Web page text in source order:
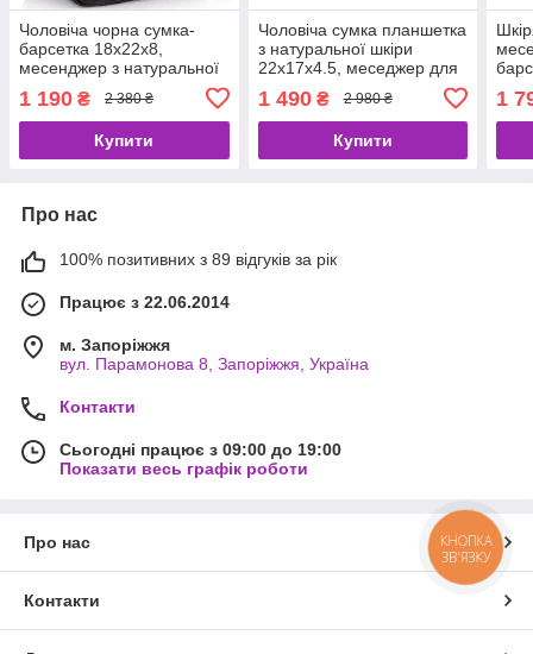
Чоловіча чорна сумка-
барсетка 18x22x8,
месенджер з натуральної
шкіри Tiding Bag M2237A
чорний
1 190 ₴ 2 380 ₴
Купити
Чоловіча сумка планшетка
з натуральної шкіри
22х17х4.5, меседжер для
прогулянок, чорний, АР60-
4556.
1 490₴ 2 980 ₴
Купити
1
Про нас
100% позитивних з 89 відгуків за рік
Працює з 22.06.2014
м. Запоріжжя
вул. Парамонова 8, Запоріжжя, Україна
Контакти
Сьогодні працює з 09:00 до 19:00
Показати весь графік роботи
Про нас
Контакти
КНОПКА
ЗВ'ЯЗКУ